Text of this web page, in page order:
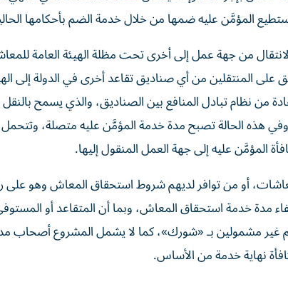
المؤمَّن عليه ضمها من خلال خدمة الضم بأحكامها
من جهة عمل إلى أخرى تحت مظلة الهيئة العامة
على المنتقلين من أي صناديق تقاعد أخرى في الدولة إلى
من نظام تبادل المنافع بين الصناديق، والذي يسمح
وفي هذه الحالة تصبح مدة خدمة المؤمَّن عليه متصلة،
عليه إلى جهة العمل المنقول إليها.
أو من توافر لديهم شروط استحقاق المعاش وهو
مدة خدمة استحقاق المعاش، وبما أن المتقاعد أو
غير مشمولين بـ «شورك»، كما لا يشمل المشروع أصحاب
نهاية خدمة من الأساس.